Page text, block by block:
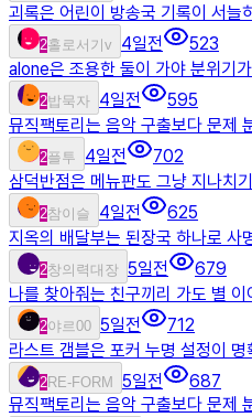
괴록은 어린이 방송국 기록이 서늘
2홀로서기v 4일전
523
alone은 조용한 둘이 가야 분위기
2밥묵자 4일전
595
뮤직팩토리는 음악 구출보다 문제
2플투 4일전
702
삼덕반점은 메뉴판도 그냥 지나치
2참이슬 4일전
625
지옥의 배달부는 된장국 하나로 사
2창의력대장 5일전
679
나를 찾아줘는 친구끼리 가도 별
2야르00 5일전
712
라스트 갬블은 포커 누명 설정이 명
2RE-FORM 5일전
687
뮤직팩토리는 음악 구출보다 문제